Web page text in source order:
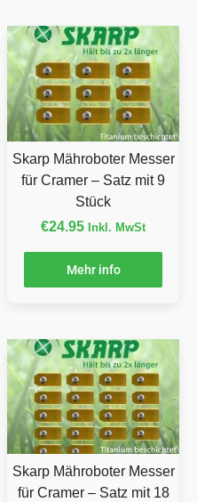
Skarp Mähroboter Messer
für Cramer – Satz mit 9
Stück
€24.95 Inkl. MwSt
Mehr info
Skarp Mähroboter Messer
für Cramer – Satz mit 18